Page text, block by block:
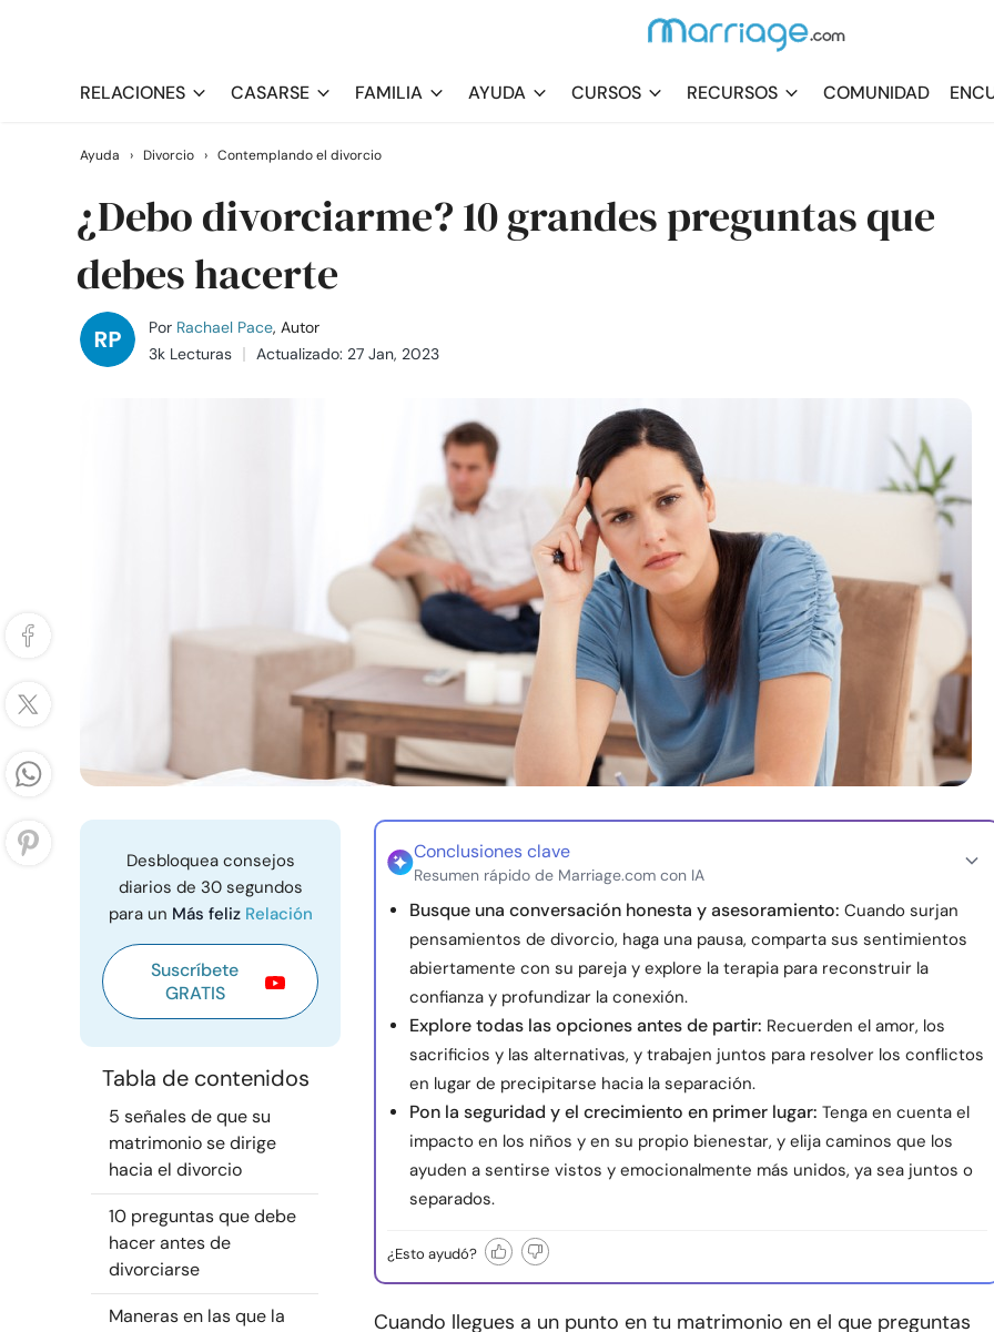
RELACIONES CASARSE FAMILIA AYUDA CURSOS RECURSOS COMUNIDAD
Ayuda › Divorcio › Contemplando el divorcio
¿Debo divorciarme? 10 grandes preguntas que
debes hacerte
Por Rachael Pace, Autor
3k Lecturas
Actualizado: 27 Jan, 2023
Desbloquea consejos
diarios de 30 segundos
para un Más feliz Relación
Suscríbete
GRATIS
Tabla de contenidos
5 señales de que su
matrimonio se dirige
hacia el divorcio
10 preguntas que debe
hacer antes de
divorciarse
Maneras en las que la
Conclusiones clave
Resumen rápido de Marriage.com con IA
Busque una conversación honesta y asesoramiento: Cuando surjan
pensamientos de divorcio, haga una pausa, comparta sus sentimientos
abiertamente con su pareja y explore la terapia para reconstruir la
confianza y profundizar la conexión.
Explore todas las opciones antes de partir: Recuerden el amor, los
sacrificios y las alternativas, y trabajen juntos para resolver los conflictos
en lugar de precipitarse hacia la separación.
Pon la seguridad y el crecimiento en primer lugar: Tenga en cuenta el
impacto en los niños y en su propio bienestar, y elija caminos que los
ayuden a sentirse vistos y emocionalmente más unidos, ya sea juntos o
separados.
¿Esto ayudó?
Cuando llegues a un punto en tu matrimonio en el que preguntas